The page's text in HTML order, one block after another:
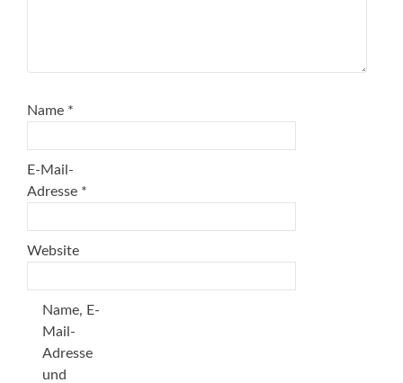
Name *
E-Mail-
Adresse *
Website
Name, E-
Mail-
Adresse
und